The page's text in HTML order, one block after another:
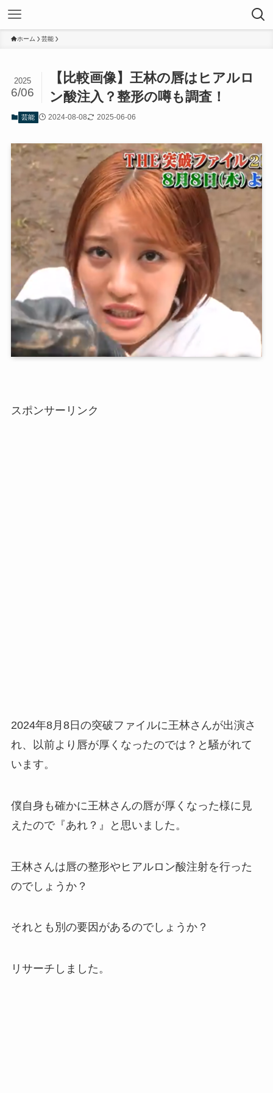
ホーム 芸能
【比較画像】王林の唇はヒアルロ
ン酸注入？整形の噂も調査！
2025
6/06
芸能 2024-08-08 2025-06-06
スポンサーリンク
2024年8月8日の突破ファイルに王林さんが出演さ
れ、以前より唇が厚くなったのでは？と騒がれて
います。
僕自身も確かに王林さんの唇が厚くなった様に見
えたので『あれ？』と思いました。
王林さんは唇の整形やヒアルロン酸注射を行った
のでしょうか？
それとも別の要因があるのでしょうか？
リサーチしました。